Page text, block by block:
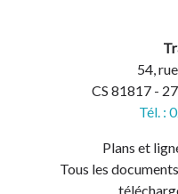
54,
CS 81817 -
Tél. :
Plans et
Tous les